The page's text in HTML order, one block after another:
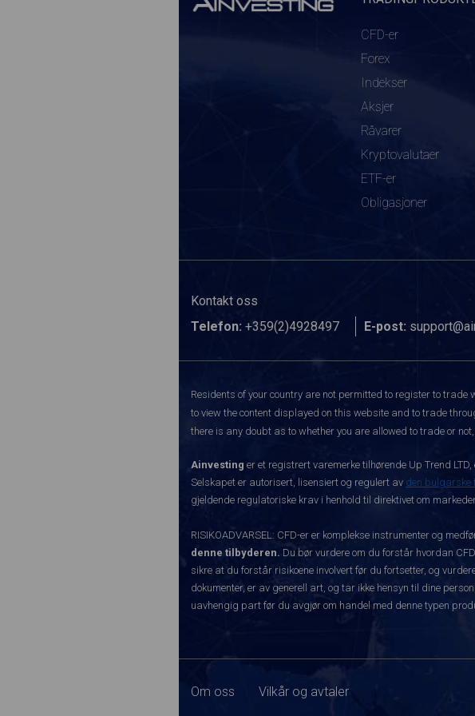
CFD-er
Forex
Indekser
Aksjer
Råvarer
Kryptovalutaer
ETF-er
Obligasjoner
Kontakt oss
Telefon: +359(2)4928497 E-post:
Residents of your country are not permitted to register to trade
to view the content displayed on this website and to trade
there is any doubt as to whether you are allowed to trade or
Ainvesting er et registrert varemerke tilhørende Up Trend
Selskapet er autorisert, lisensiert og regulert av den bulgarske
gjeldende regulatoriske krav i henhold til direktivet om
RISIKOADVARSEL: CFD-er er komplekse instrumenter og
denne tilbyderen. Du bør vurdere om du forstår hvordan
sikre at du forstår risikoene involvert før du fortsetter, og
dokumenter, er av generell art, og tar ikke hensyn til dine
uavhengig part før du avgjør om handel med denne typen
Om oss Vilkår og avtaler